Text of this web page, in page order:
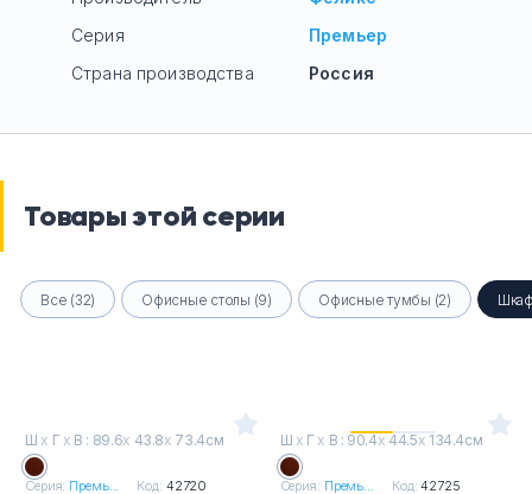
Серия
Премьер
Страна производства
Россия
Товары этой серии
Все (32) Офисные столы (9) Офисные тумбы (2)
Ш х Г х В : 89.6х 43.8х 73.4см
Серия: Премь... Код: 42720
Ш х Г х В : 90.4х 44.5х 134.4см
Серия: Премь... Код:42725